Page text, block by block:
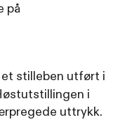
på
stilleben utført i
i
uttrykk.